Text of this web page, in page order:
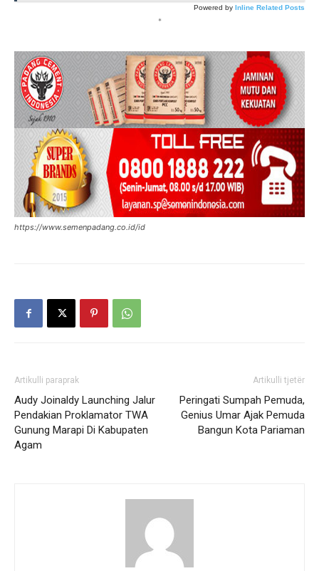
Powered by Inline Related Posts
*
https://www.semenpadang.co.id/id
Artikulli paraprak
Audy Joinaldy Launching Jalur
Pendakian Proklamator TWA
Gunung Marapi Di Kabupaten
Agam
Artikulli tjetër
Peringati Sumpah Pemuda,
Genius Umar Ajak Pemuda
Bangun Kota Pariaman